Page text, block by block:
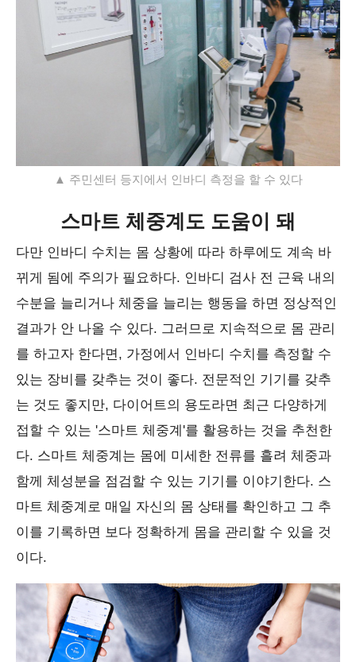
▲ 주민센터 등지에서 인바디 측정을 할 수 있다
스마트 체중계도 도움이 돼
다만 인바디 수치는 몸 상황에 따라 하루에도 계속 바
뀌게 됨에 주의가 필요하다. 인바디 검사 전 근육 내의
수분을 늘리거나 체중을 늘리는 행동을 하면 정상적인
결과가 안 나올 수 있다. 그러므로 지속적으로 몸 관리
를 하고자 한다면, 가정에서 인바디 수치를 측정할 수
있는 장비를 갖추는 것이 좋다. 전문적인 기기를 갖추
는 것도 좋지만, 다이어트의 용도라면 최근 다양하게
접할 수 있는 '스마트 체중계'를 활용하는 것을 추천한
다. 스마트 체중계는 몸에 미세한 전류를 흘려 체중과
함께 체성분을 점검할 수 있는 기기를 이야기한다. 스
마트 체중계로 매일 자신의 몸 상태를 확인하고 그 추
이를 기록하면 보다 정확하게 몸을 관리할 수 있을 것
이다.